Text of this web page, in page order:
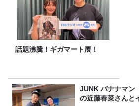
話題沸騰！ギガマート展！
JUNK バナナマン「約３か月ぶりに登場
の近藤春菜さんと